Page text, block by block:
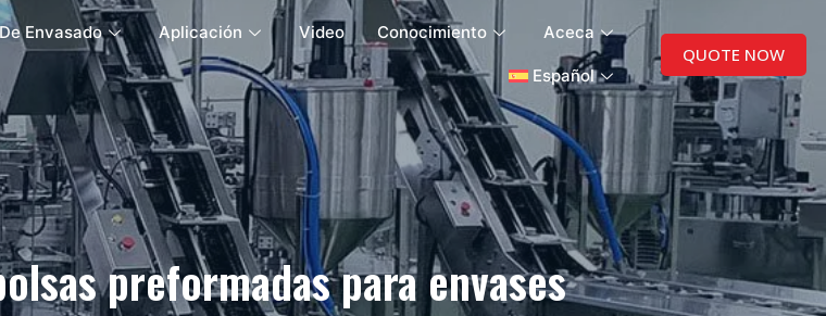
Envasado Aplicación Video Conocimiento Aceca
Español
QUOTE NOW
preformadas para envases